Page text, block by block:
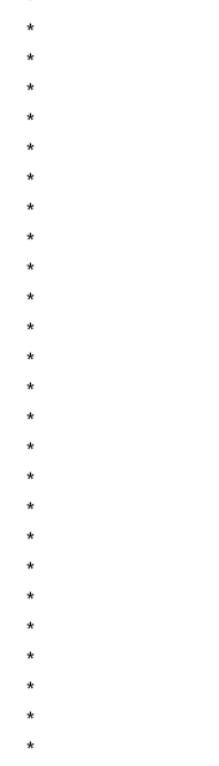
*
*
*
*
*
*
*
*
*
*
*
*
*
*
*
*
*
*
*
*
*
*
*
*
*